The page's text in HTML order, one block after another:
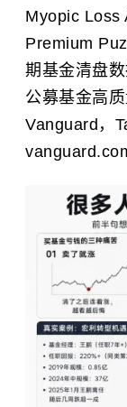
Myopic Loss
Premium
期基金清盘
公募基金高
Vanguard，